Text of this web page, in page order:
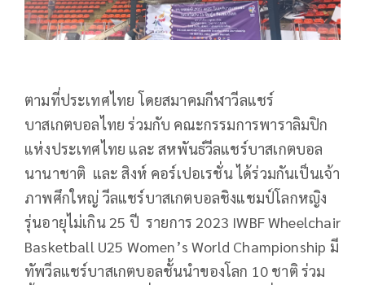
ตามที่ประเทศไทย โดยสมาคมกีฬาวีลแชร์
บาสเกตบอลไทย ร่วมกับ คณะกรรมการพาราลิมปิก
แห่งประเทศไทย และ สหพันธ์วีลแชร์บาสเกตบอล
นานาชาติ และ สิงห์ คอร์เปอเรชั่น ได้ร่วมกันเป็นเจ้า
ภาพศึกใหญ่ วีลแชร์บาสเกตบอลชิงแชมป์โลกหญิง
รุ่นอายุไม่เกิน 25 ปี รายการ 2023 IWBF Wheelchair
Basketball U25 Women’s World Championship มี
ทัพวีลแชร์บาสเกตบอลชั้นนำของโลก 10 ชาติ ร่วม